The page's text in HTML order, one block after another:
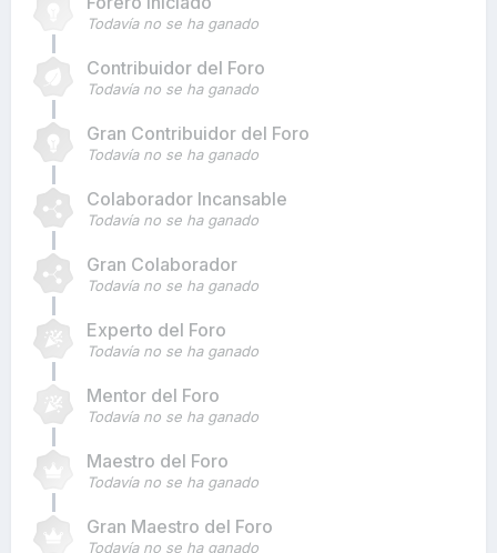
Todavía no se ha ganado
Contribuidor del Foro
Todavía no se ha ganado
Gran Contribuidor del Foro
Todavía no se ha ganado
Colaborador Incansable
Todavía no se ha ganado
Gran Colaborador
Todavía no se ha ganado
Experto del Foro
Todavía no se ha ganado
Mentor del Foro
Todavía no se ha ganado
Maestro del Foro
Todavía no se ha ganado
Gran Maestro del Foro
Todavía no se ha ganado